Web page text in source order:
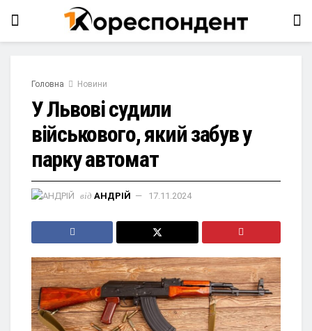
Головна Новини
У Львові судили
військового, який забув у
парку автомат
від АНДРІЙ 17.11.2024